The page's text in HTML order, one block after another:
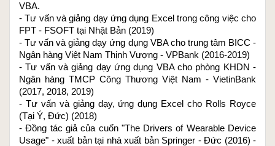
VBA.
- Tư vấn và giảng dạy ứng dụng Excel trong công việc cho
FPT - FSOFT tại Nhật Bản (2019)
- Tư vấn và giảng dạy ứng dụng VBA cho trung tâm BICC -
Ngân hàng Việt Nam Thịnh Vượng - VPBank (2016-2019)
- Tư vấn và giảng dạy ứng dụng VBA cho phòng KHDN -
Ngân hàng TMCP Công Thương Việt Nam - VietinBank
(2017, 2018, 2019)
- Tư vấn và giảng dạy, ứng dụng Excel cho Rolls Royce
(Tại Ý, Đức) (2018)
- Đồng tác giả của cuốn "The Drivers of Wearable Device
Usage" - xuất bản tại nhà xuất bản Springer - Đức (2016) -